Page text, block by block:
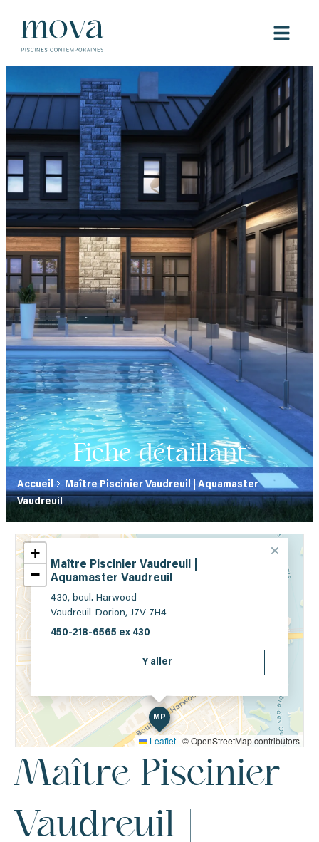
Fiche détaillant
Accueil
Maître Piscinier Vaudreuil | Aquamaster
Vaudreuil
Maître Piscinier
Vaudreuil |
MP
Maître Piscinier Vaudreuil |
Aquamaster Vaudreuil
430, boul. Harwood
Vaudreuil-Dorion, J7V 7H4
450-218-6565 ex 430
Y aller
+
−
Leaflet | © OpenStreetMap contributors